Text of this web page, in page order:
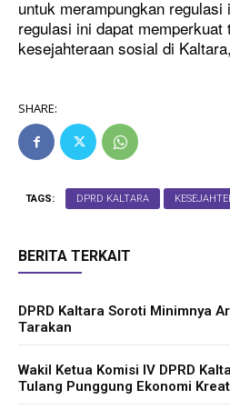
untuk merampungkan regulasi
regulasi ini dapat memperkuat
kesejahteraan sosial di
SHARE:
TAGS: DPRD KALTARA
BERITA TERKAIT
DPRD Kaltara Soroti Minimnya
Tarakan
Wakil Ketua Komisi IV DPRD
Tulang Punggung Ekonomi